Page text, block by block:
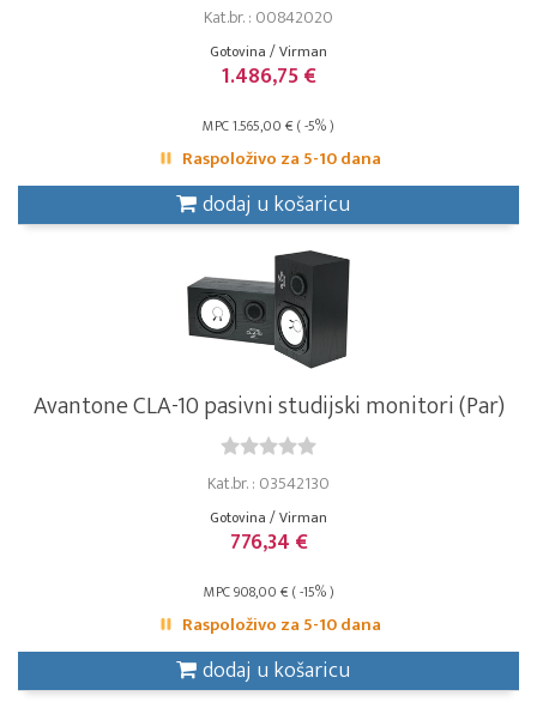
Kat.br. : 00842020
Gotovina / Virman
1.486,75 €
MPC 1.565,00 € ( -5% )
Raspoloživo za 5-10 dana
dodaj u košaricu
Avantone CLA-10 pasivni studijski monitori (Par)
Kat.br. : 03542130
Gotovina / Virman
776,34 €
MPC 908,00 € ( -15% )
Raspoloživo za 5-10 dana
dodaj u košaricu